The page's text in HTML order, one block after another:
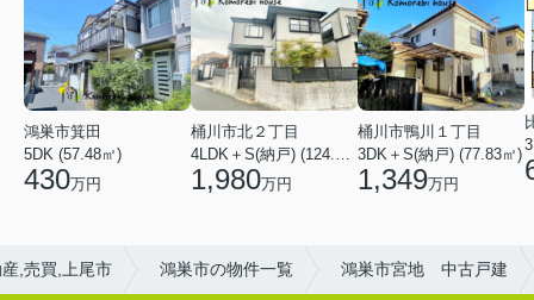
鴻巣市箕田
5DK (57.48㎡)
430万円
桶川市北２丁目
1,980万円
桶川市鴨川１丁目
3DK＋S(納戸) (77.83㎡)
1,349万円
,売買,上尾市 鴻巣市の物件一覧 鴻巣市宮地 中古戸建